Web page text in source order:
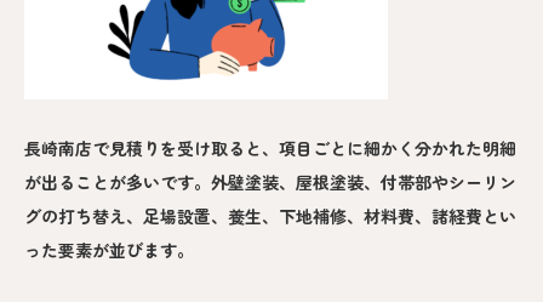
長崎南店で見積りを受け取ると、項目ごとに細かく分かれた明細
が出ることが多いです。外壁塗装、屋根塗装、付帯部やシーリン
グの打ち替え、足場設置、養生、下地補修、材料費、諸経費とい
った要素が並びます。